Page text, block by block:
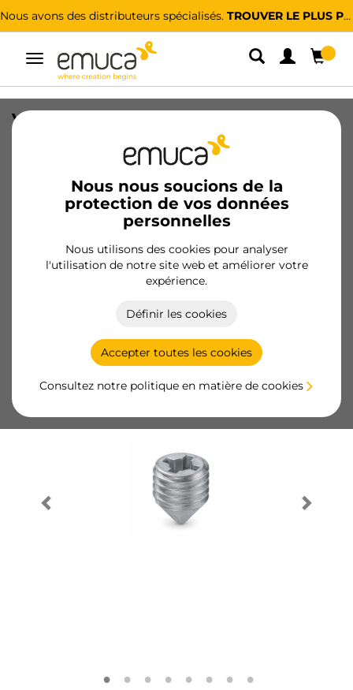
Nous avons des distributeurs spécialisés. TROUVER LE PLUS PROCHE
Alterner
navigation
Nous nous soucions de la
protection de vos données
personnelles
Nous utilisons des cookies pour analyser
l'utilisation de notre site web et améliorer votre
expérience.
Définir les cookies
Accepter toutes les cookies
Consultez notre politique en matière de cookies
Vis pour système de fixation System
Ø14, M8x10, planche de 18 mm, Zamak,
8111601/EAN 8432393357171
Produits essentiels
Devenir client